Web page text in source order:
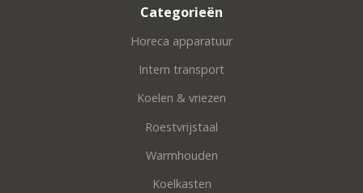
Categorieën
Horeca apparatuur
Intern transport
Koelen & vriezen
Roestvrijstaal
Warmhouden
Koelkasten